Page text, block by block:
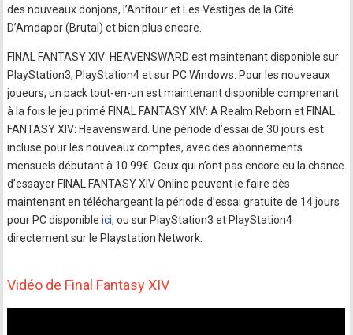
des nouveaux donjons, l’Antitour et Les Vestiges de la Cité
D’Amdapor (Brutal) et bien plus encore.
FINAL FANTASY XIV: HEAVENSWARD est maintenant disponible sur
PlayStation3, PlayStation4 et sur PC Windows. Pour les nouveaux
joueurs, un pack tout-en-un est maintenant disponible comprenant
à la fois le jeu primé FINAL FANTASY XIV: A Realm Reborn et FINAL
FANTASY XIV: Heavensward. Une période d’essai de 30 jours est
incluse pour les nouveaux comptes, avec des abonnements
mensuels débutant à 10.99€. Ceux qui n’ont pas encore eu la chance
d’essayer FINAL FANTASY XIV Online peuvent le faire dès
maintenant en téléchargeant la période d’essai gratuite de 14 jours
pour PC disponibleici, ou sur PlayStation3 et PlayStation4
directement sur le Playstation Network.
Vidéo de Final Fantasy XIV